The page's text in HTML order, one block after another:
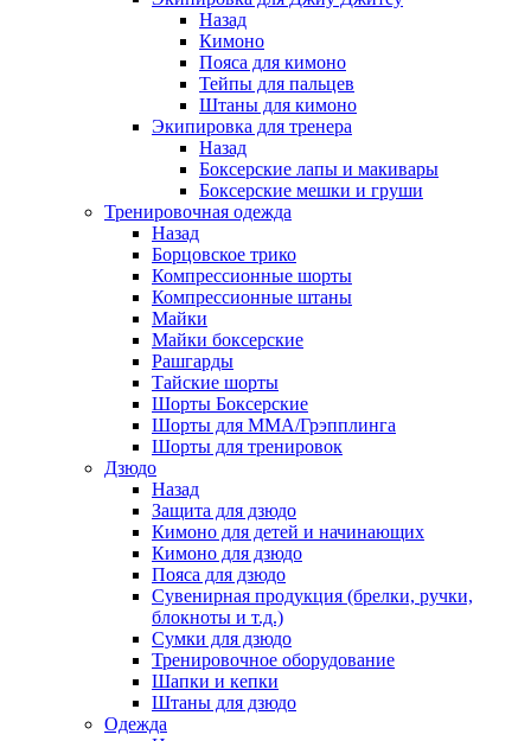
Назад
Кимоно
Пояса для кимоно
Тейпы для пальцев
Штаны для кимоно
Экипировка для тренера
Назад
Боксерские лапы и макивары
Боксерские мешки и груши
Тренировочная одежда
Назад
Борцовское трико
Компрессионные шорты
Компрессионные штаны
Майки
Майки боксерские
Рашгарды
Тайские шорты
Шорты Боксерские
Шорты для ММА/Грэпплинга
Шорты для тренировок
Дзюдо
Назад
Защита для дзюдо
Кимоно для детей и начинающих
Кимоно для дзюдо
Пояса для дзюдо
Сувенирная продукция (брелки, ручки,
блокноты и т.д.)
Сумки для дзюдо
Тренировочное оборудование
Шапки и кепки
Штаны для дзюдо
Одежда